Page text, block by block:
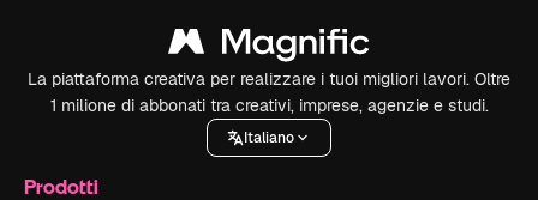
La piattaforma creativa per realizzare i tuoi migliori lavori. Oltre
1 milione di abbonati tra creativi, imprese, agenzie e studi.
Italiano
Prodotti